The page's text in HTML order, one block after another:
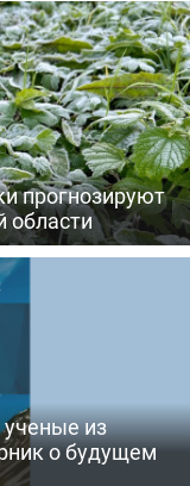
прогнозируют
области
ученые из
о будущем